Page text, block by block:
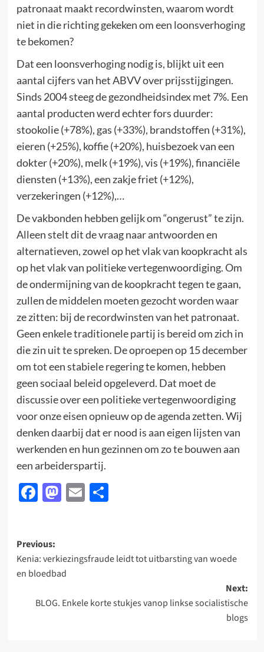
patronaat maakt recordwinsten, waarom wordt
niet in die richting gekeken om een loonsverhoging
te bekomen?
Dat een loonsverhoging nodig is, blijkt uit een
aantal cijfers van het ABVV over prijsstijgingen.
Sinds 2004 steeg de gezondheidsindex met 7%. Een
aantal producten werd echter fors duurder:
stookolie (+78%), gas (+33%), brandstoffen (+31%),
eieren (+25%), koffie (+20%), huisbezoek van een
dokter (+20%), melk (+19%), vis (+19%), financiële
diensten (+13%), een zakje friet (+12%),
verzekeringen (+12%),…
De vakbonden hebben gelijk om “ongerust” te zijn.
Alleen stelt dit de vraag naar antwoorden en
alternatieven, zowel op het vlak van koopkracht als
op het vlak van politieke vertegenwoordiging. Om
de ondermijning van de koopkracht tegen te gaan,
zullen de middelen moeten gezocht worden waar
ze zitten: bij de recordwinsten van het patronaat.
Geen enkele traditionele partij is bereid om zich in
die zin uit te spreken. De oproepen op 15 december
om tot een stabiele regering te komen, hebben
geen sociaal beleid opgeleverd. Dat moet de
discussie over een politieke vertegenwoordiging
voor onze eisen opnieuw op de agenda zetten. Wij
denken daarbij dat er nood is aan eigen lijsten van
werkenden en hun gezinnen om zo te bouwen aan
een arbeiderspartij.
Facebook
Mastodon
EmailDelen
Post
navigation
Previous:
Kenia: verkiezingsfraude leidt tot uitbarsting van woede
en bloedbad
Next:
BLOG. Enkele korte stukjes vanop linkse socialistische
blogs